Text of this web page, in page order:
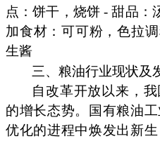
点：饼干，烧饼 - 甜品：
加食材：可可粉，色拉
生酱
三、粮油行业现状及
自改革开放以来，
的增长态势。国有粮油
优化的进程中焕发出新